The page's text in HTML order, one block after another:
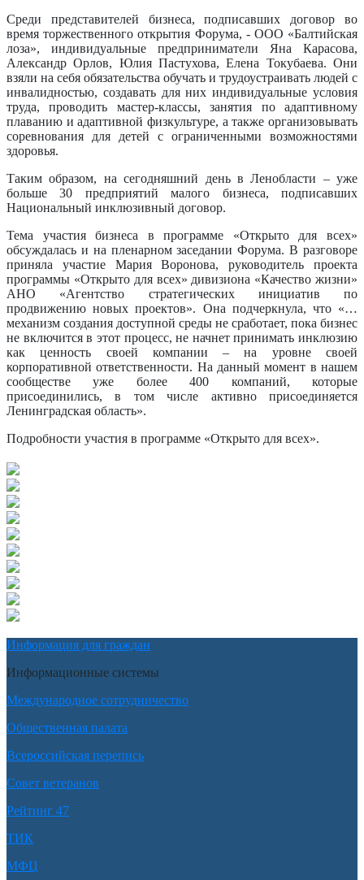
Среди представителей бизнеса, подписавших договор во
время торжественного открытия Форума, - ООО «Балтийская
лоза», индивидуальные предприниматели Яна Карасова,
Александр Орлов, Юлия Пастухова, Елена Токубаева. Они
взяли на себя обязательства обучать и трудоустраивать людей с
инвалидностью, создавать для них индивидуальные условия
труда, проводить мастер-классы, занятия по адаптивному
плаванию и адаптивной физкультуре, а также организовывать
соревнования для детей с ограниченными возможностями
здоровья.
Таким образом, на сегодняшний день в Ленобласти – уже
больше 30 предприятий малого бизнеса, подписавших
Национальный инклюзивный договор.
Тема участия бизнеса в программе «Открыто для всех»
обсуждалась и на пленарном заседании Форума. В разговоре
приняла участие Мария Воронова, руководитель проекта
программы «Открыто для всех» дивизиона «Качество жизни»
АНО «Агентство стратегических инициатив по
продвижению новых проектов». Она подчеркнула, что «…
механизм создания доступной среды не сработает, пока бизнес
не включится в этот процесс, не начнет принимать инклюзию
как ценность своей компании – на уровне своей
корпоративной ответственности. На данный момент в нашем
сообществе уже более 400 компаний, которые
присоединились, в том числе активно присоединяется
Ленинградская область».
Подробности участия в программе «Открыто для всех».
Информация для граждан
Информационные системы
Международное сотрудничество
Общественная палата
Всероссийская перепись
Совет ветеранов
Рейтинг 47
ТИК
МФЦ